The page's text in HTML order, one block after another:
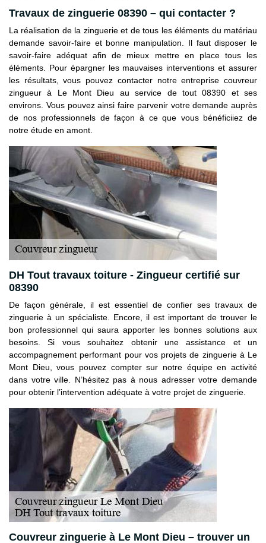
Travaux de zinguerie 08390 – qui contacter ?
La réalisation de la zinguerie et de tous les éléments du matériau
demande savoir-faire et bonne manipulation. Il faut disposer le
savoir-faire adéquat afin de mieux mettre en place tous les
éléments. Pour épargner les mauvaises interventions et assurer
les résultats, vous pouvez contacter notre entreprise couvreur
zingueur à Le Mont Dieu au service de tout 08390 et ses
environs. Vous pouvez ainsi faire parvenir votre demande auprès
de nos professionnels de façon à ce que vous bénéficiiez de
notre étude en amont.
DH Tout travaux toiture - Zingueur certifié sur
08390
De façon générale, il est essentiel de confier ses travaux de
zinguerie à un spécialiste. Encore, il est important de trouver le
bon professionnel qui saura apporter les bonnes solutions aux
besoins. Si vous souhaitez obtenir une assistance et un
accompagnement performant pour vos projets de zinguerie à Le
Mont Dieu, vous pouvez compter sur notre équipe en activité
dans votre ville. N’hésitez pas à nous adresser votre demande
pour obtenir l’intervention adéquate à votre projet de zinguerie.
Couvreur zinguerie à Le Mont Dieu – trouver un